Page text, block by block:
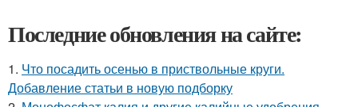
Последние обновления на сайте:
1. Что посадить осенью в приствольные круги.
Добавление статьи в новую подборку